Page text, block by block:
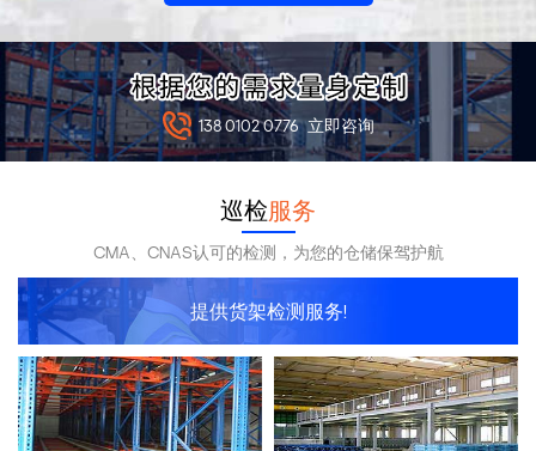
138 0102 0776 立即咨询
巡检服务
CMA、CNAS认可的检测，为您的仓储保驾护航
提供货架检测服务!